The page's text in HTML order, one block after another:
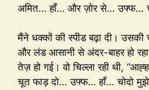
अमित… हाँ… और ज़ोर से… उफ्फ…
मैंने धक्कों की स्पीड बढ़ा दी। उसकी
और लंड आसानी से अंदर-बाहर हो
तेज़ हो गई। वो चिल्ला रही थी,
चूत फाड़ दो… उफ्फ… हाँ… चोदो